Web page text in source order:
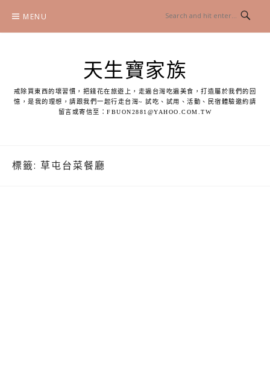
content
MENU
天生寶家族
戒除買東西的壞習慣，把錢花在旅遊上，走遍台灣吃遍美食，打造屬於我們的回
憶，是我的理想，請跟我們一起行走台灣~ 試吃、試用、活動、民宿體驗邀約請
留言或寄信至：FBUON2881@YAHOO.COM.TW
標籤: 草屯台菜餐廳